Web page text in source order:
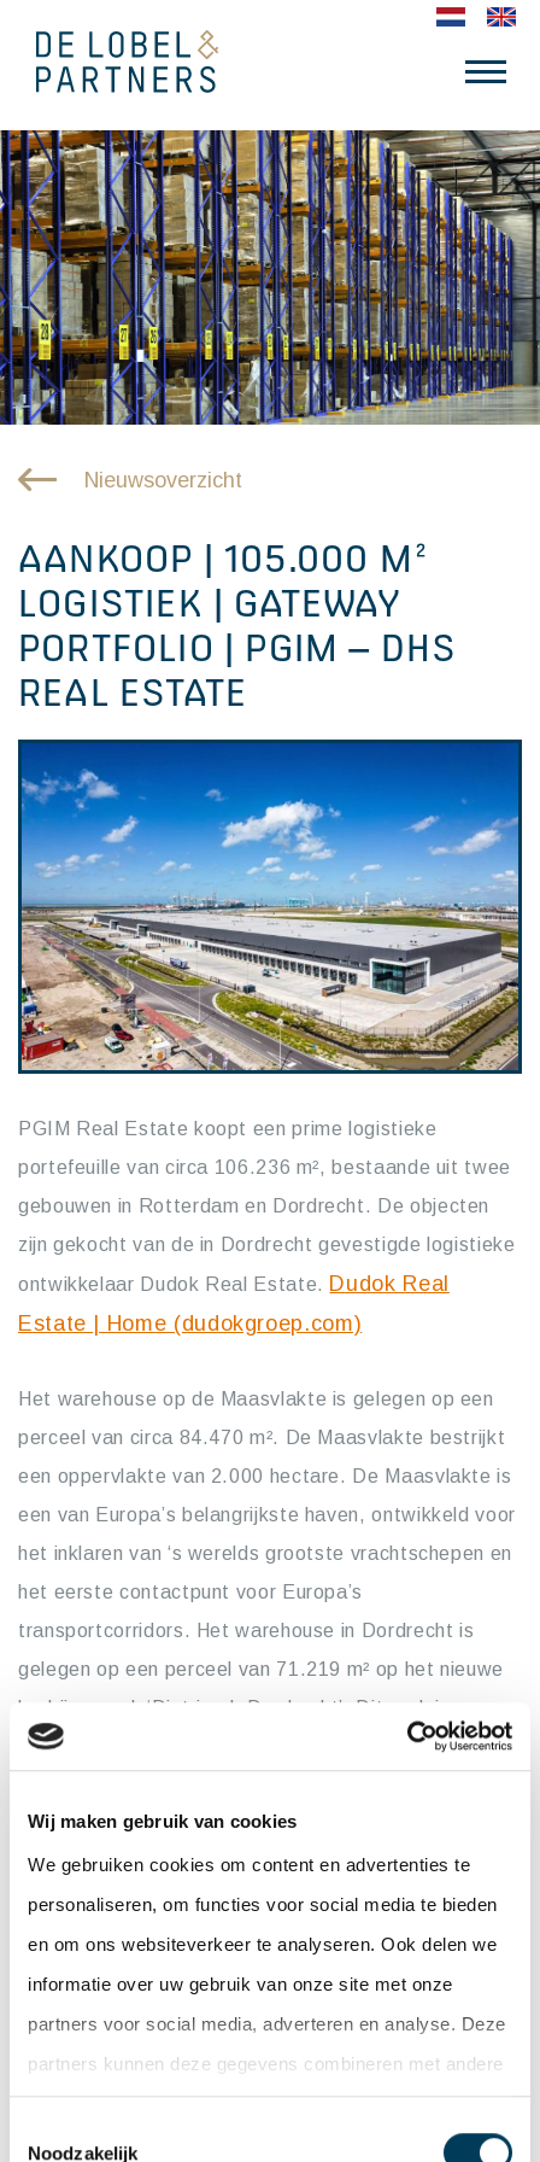
Wij maken gebruik van cookies
We gebruiken cookies om content en advertenties te
personaliseren, om functies voor social media te bieden
en om ons websiteverkeer te analyseren. Ook delen we
informatie over uw gebruik van onze site met onze
partners voor social media, adverteren en analyse. Deze
partners kunnen deze gegevens combineren met andere
informatie die u aan ze heeft verstrekt of die ze hebben
verzameld op basis van uw gebruik van hun services.
Noodzakelijk
Nieuwsoverzicht
AANKOOP | 105.000 M²
LOGISTIEK | GATEWAY
PORTFOLIO | PGIM – DHS
REAL ESTATE
PGIM Real Estate koopt een prime logistieke
portefeuille van circa 106.236 m², bestaande uit twee
gebouwen in Rotterdam en Dordrecht. De objecten
zijn gekocht van de in Dordrecht gevestigde logistieke
ontwikkelaar Dudok Real Estate. Dudok Real
Estate | Home (dudokgroep.com)
Het warehouse op de Maasvlakte is gelegen op een
perceel van circa 84.470 m². De Maasvlakte bestrijkt
een oppervlakte van 2.000 hectare. De Maasvlakte is
een van Europa’s belangrijkste haven, ontwikkeld voor
het inklaren van ‘s werelds grootste vrachtschepen en
het eerste contactpunt voor Europa’s
transportcorridors. Het warehouse in Dordrecht is
gelegen op een perceel van 71.219 m² op het nieuwe
bedrijvenpark ‘Distripark Dordrecht’. Dit park is
gelegen op slechts 20 km ten zuidoosten van het
hebben hoogwaardige specificaties, zijn o.a. voorzien
van zonnepanelen, LED verlichting en hebben
BREEAM ‘very good’ certificering.
Dudok Real Estate werd geadviseerd door Houthoff
(juridisch) en Cushman & Wakefield (commercieel).
PGIM Real Estate werd geadviseerd door DHS Real
Estate Investment ManagementDHS Real Estate
(asset